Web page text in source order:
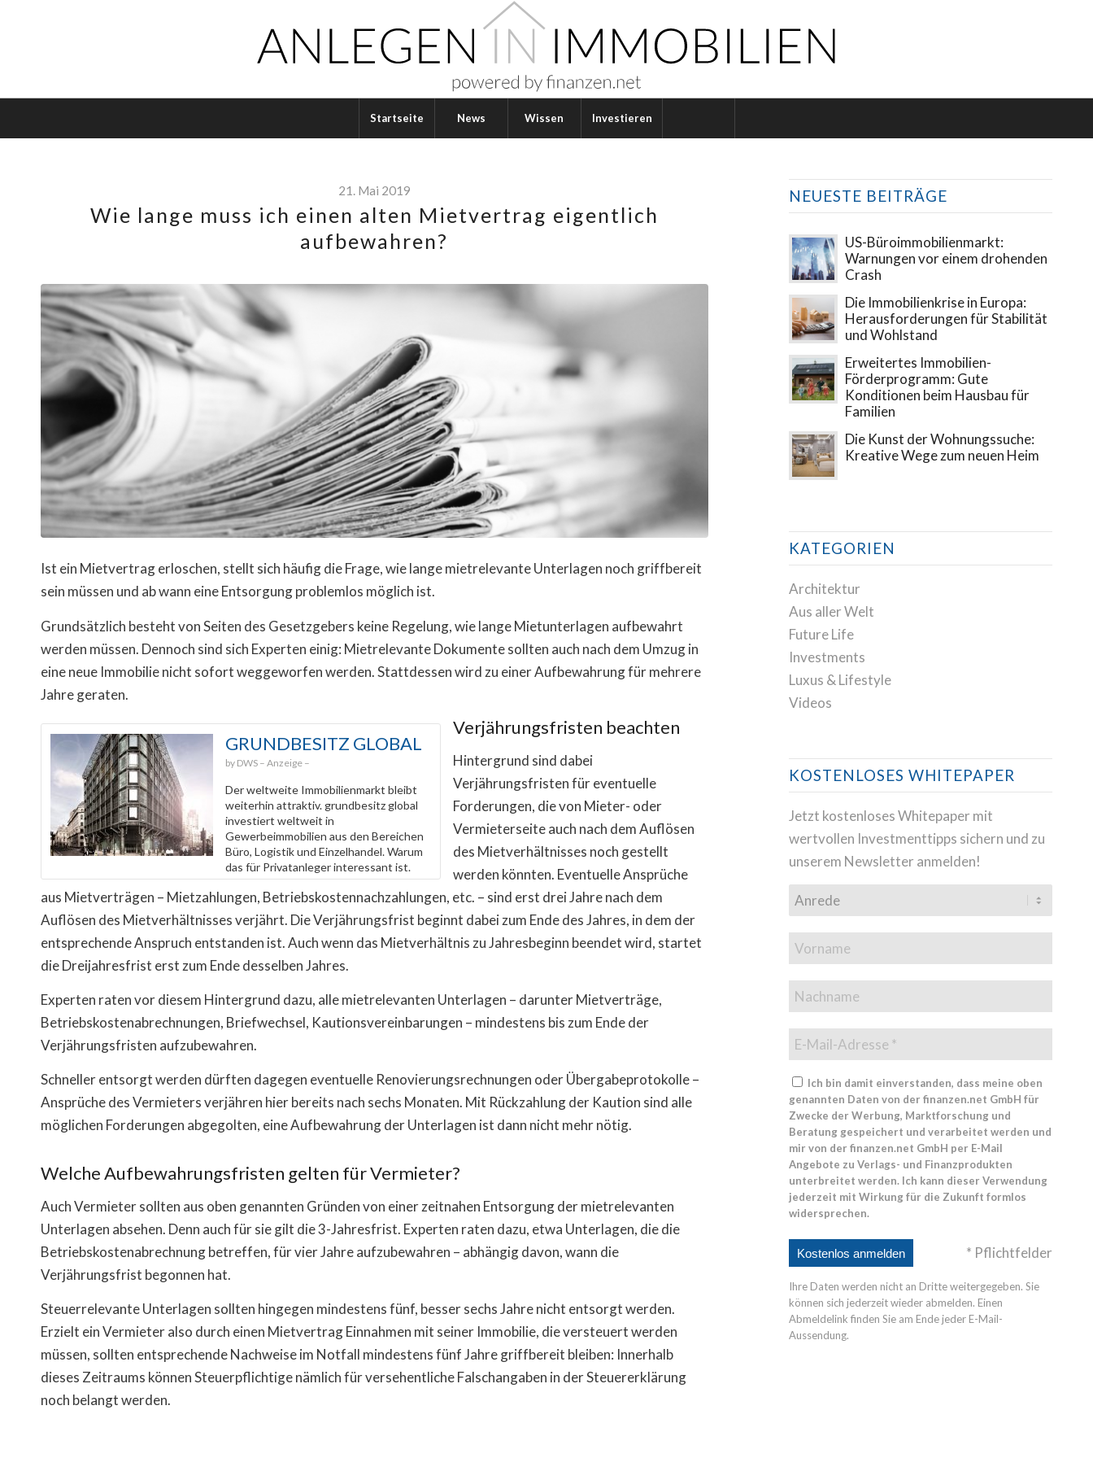
Startseite News Wissen Investieren
21. Mai 2019
Wie lange muss ich einen alten Mietvertrag eigentlich
aufbewahren?
Ist ein Mietvertrag erloschen, stellt sich häufig die Frage, wie lange mietrelevante Unterlagen noch griffbereit
sein müssen und ab wann eine Entsorgung problemlos möglich ist.
Grundsätzlich besteht von Seiten des Gesetzgebers keine Regelung, wie lange Mietunterlagen aufbewahrt
werden müssen. Dennoch sind sich Experten einig: Mietrelevante Dokumente sollten auch nach dem Umzug in
eine neue Immobilie nicht sofort weggeworfen werden. Stattdessen wird zu einer Aufbewahrung für mehrere
Jahre geraten.
GRUNDBESITZ GLOBAL
DWS
Der weltweite Immobilienmarkt bleibt
weiterhin attraktiv. grundbesitz global
investiert weltweit in
Gewerbeimmobilien aus den Bereichen
Büro, Logistik und Einzelhandel. Warum
das für Privatanleger interessant ist.
Verjährungsfristen beachten
Hintergrund sind dabei
Verjährungsfristen für eventuelle
Forderungen, die von Mieter- oder
Vermieterseite auch nach dem Auflösen
des Mietverhältnisses noch gestellt
werden könnten. Eventuelle Ansprüche
aus Mietverträgen – Mietzahlungen, Betriebskostennachzahlungen, etc. – sind erst drei Jahre nach dem
Auflösen des Mietverhältnisses verjährt. Die Verjährungsfrist beginnt dabei zum Ende des Jahres, in dem der
entsprechende Anspruch entstanden ist. Auch wenn das Mietverhältnis zu Jahresbeginn beendet wird, startet
die Dreijahresfrist erst zum Ende desselben Jahres.
Experten raten vor diesem Hintergrund dazu, alle mietrelevanten Unterlagen – darunter Mietverträge,
Betriebskostenabrechnungen, Briefwechsel, Kautionsvereinbarungen – mindestens bis zum Ende der
Verjährungsfristen aufzubewahren.
Schneller entsorgt werden dürften dagegen eventuelle Renovierungsrechnungen oder Übergabeprotokolle –
Ansprüche des Vermieters verjähren hier bereits nach sechs Monaten. Mit Rückzahlung der Kaution sind alle
möglichen Forderungen abgegolten, eine Aufbewahrung der Unterlagen ist dann nicht mehr nötig.
Welche Aufbewahrungsfristen gelten für Vermieter?
Auch Vermieter sollten aus oben genannten Gründen von einer zeitnahen Entsorgung der mietrelevanten
Unterlagen absehen. Denn auch für sie gilt die 3-Jahresfrist. Experten raten dazu, etwa Unterlagen, die die
Betriebskostenabrechnung betreffen, für vier Jahre aufzubewahren – abhängig davon, wann die
Verjährungsfrist begonnen hat.
Steuerrelevante Unterlagen sollten hingegen mindestens fünf, besser sechs Jahre nicht entsorgt werden.
Erzielt ein Vermieter also durch einen Mietvertrag Einnahmen mit seiner Immobilie, die versteuert werden
müssen, sollten entsprechende Nachweise im Notfall mindestens fünf Jahre griffbereit bleiben: Innerhalb
dieses Zeitraums können Steuerpflichtige nämlich für versehentliche Falschangaben in der Steuererklärung
noch belangt werden.
NEUESTE BEITRÄGE
US-Büroimmobilienmarkt:
Warnungen vor einem drohenden
Crash
Die Immobilienkrise in Europa:
Herausforderungen für Stabilität
und Wohlstand
Erweitertes Immobilien-
Förderprogramm: Gute
Konditionen beim Hausbau für
Familien
Die Kunst der Wohnungssuche:
Kreative Wege zum neuen Heim
KATEGORIEN
Architektur
Aus aller Welt
Future Life
Investments
Luxus & Lifestyle
Videos
KOSTENLOSES WHITEPAPER
Jetzt kostenloses Whitepaper mit
wertvollen Investmenttipps sichern und zu
unserem Newsletter anmelden!
Ich bin damit einverstanden, dass meine oben
genannten Daten von der finanzen.net GmbH für
Zwecke der Werbung, Marktforschung und
Beratung gespeichert und verarbeitet werden und
mir von der finanzen.net GmbH per E-Mail
Angebote zu Verlags- und Finanzprodukten
unterbreitet werden. Ich kann dieser Verwendung
jederzeit mit Wirkung für die Zukunft formlos
widersprechen.
* Pflichtfelder
Ihre Daten werden nicht an Dritte weitergegeben. Sie
können sich jederzeit wieder abmelden. Einen
Abmeldelink finden Sie am Ende jeder E-Mail-
Aussendung.